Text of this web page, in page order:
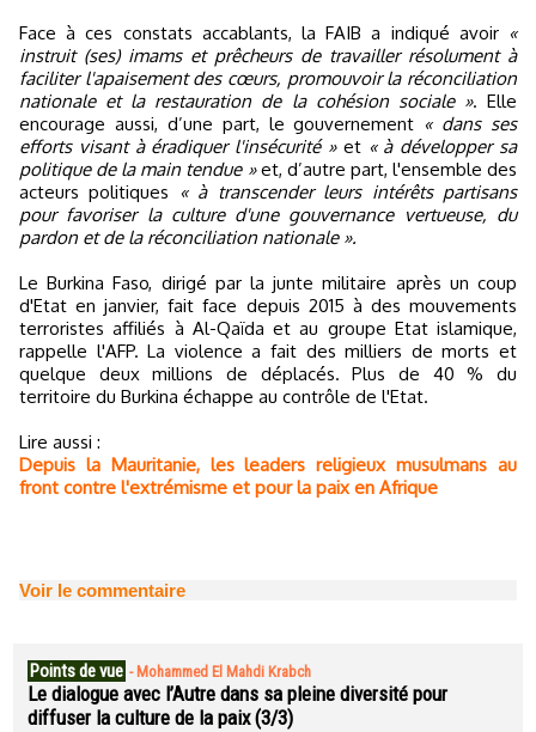
Face à ces constats accablants, la FAIB a indiqué avoir «
instruit (ses) imams et prêcheurs de travailler résolument à
faciliter l'apaisement des cœurs, promouvoir la réconciliation
nationale et la restauration de la cohésion sociale ». Elle
encourage aussi, d’une part, le gouvernement « dans ses
efforts visant à éradiquer l'insécurité »et « à développer sa
politique de la main tendue »et, d’autre part, l'ensemble des
acteurs politiques
« à transcender leurs intérêts partisans
pour favoriser la culture d'une gouvernance vertueuse, du
pardon et de la réconciliation nationale ».
Le Burkina Faso, dirigé par la junte militaire après un coup
d'Etat en janvier, fait face depuis 2015 à des mouvements
terroristes affiliés à Al-Qaïda et au groupe Etat islamique,
rappelle l'AFP. La violence a fait des milliers de morts et
quelque deux millions de déplacés. Plus de 40 % du
territoire du Burkina échappe au contrôle de l'Etat.
Lire aussi :
Depuis la Mauritanie, les leaders religieux musulmans au
front contre l'extrémisme et pour la paix en Afrique
Voir le commentaire
Points de vue - Mohammed El Mahdi Krabch
Le dialogue avec l’Autre dans sa pleine diversité pour
diffuser la culture de la paix (3/3)